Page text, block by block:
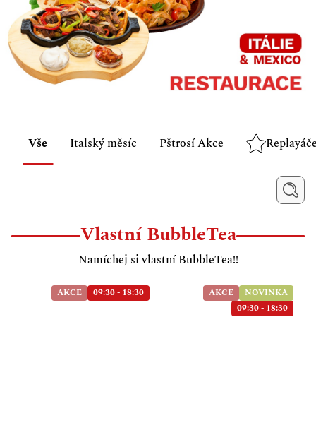
Vše Italský měsíc Pštrosí Akce
Vlastní BubbleTea
Namíchej si vlastní BubbleTea!!
AKCE 09:30 - 18:30 AKCE
NOVINKA
09:30 - 18:30